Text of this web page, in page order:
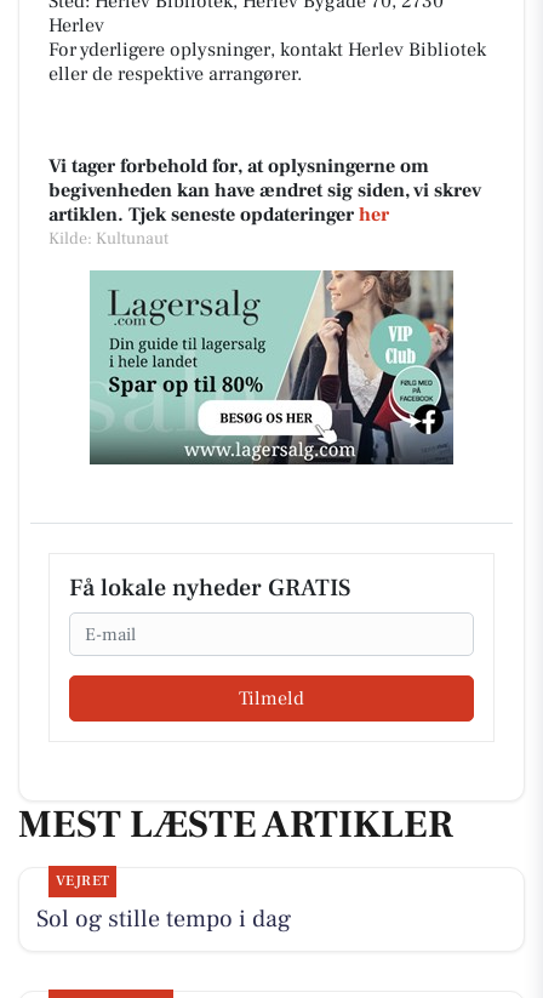
Herlev
For yderligere oplysninger, kontakt Herlev Bibliotek
eller de respektive arrangører.
Vi tager forbehold for, at oplysningerne om
begivenheden kan have ændret sig siden, vi skrev
artiklen. Tjek seneste opdateringer her
Kilde: Kultunaut
Få lokale nyheder GRATIS
Email
Tilmeld
MEST LÆSTE ARTIKLER
VEJRET
Sol og stille tempo i dag